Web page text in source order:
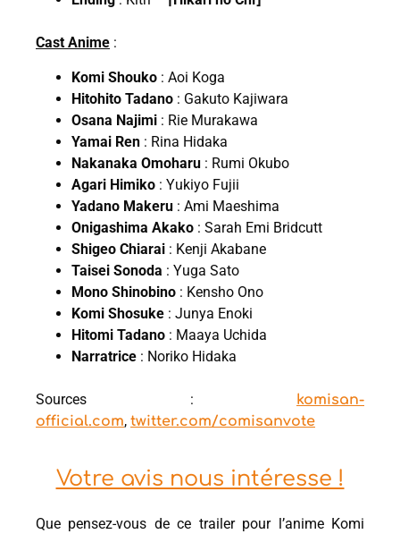
Cast Anime :
Komi Shouko : Aoi Koga
Hitohito Tadano : Gakuto Kajiwara
Osana Najimi : Rie Murakawa
Yamai Ren : Rina Hidaka
Nakanaka Omoharu : Rumi Okubo
Agari Himiko : Yukiyo Fujii
Yadano Makeru : Ami Maeshima
Onigashima Akako : Sarah Emi Bridcutt
Shigeo Chiarai : Kenji Akabane
Taisei Sonoda : Yuga Sato
Mono Shinobino : Kensho Ono
Komi Shosuke : Junya Enoki
Hitomi Tadano : Maaya Uchida
Narratrice : Noriko Hidaka
Sources : komisan-
official.com, twitter.com/comisanvote
Votre avis nous intéresse !
Que pensez-vous de ce trailer pour l’anime Komi